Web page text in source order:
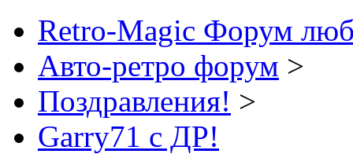
Retro-Magic Форум
Авто-ретро форум >
Поздравления! >
Garry71 с ДР!